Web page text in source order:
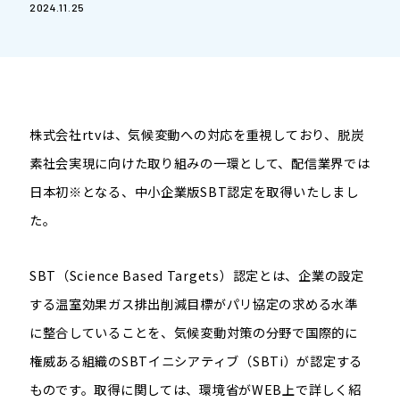
2024.11.25
株式会社rtvは、気候変動への対応を重視しており、脱炭
素社会実現に向けた取り組みの一環として、配信業界では
日本初※ となる、中小企業版SBT認定を取得いたしまし
た。
SBT （Science Based Targets）認定とは、企業の設定
する温室効果ガス排出削減目標がパリ協定の求める水準
に整合していることを、気候変動対策の分野で国際的に
権威ある組織のSBTイニシアティブ（SBTi）が認定する
ものです。取得に関しては、環境省がWEB 上で詳しく紹